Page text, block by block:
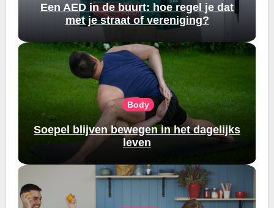
Een AED in de buurt: hoe regel je dat
met je straat of vereniging?
Body
Soepel blijven bewegen in het dagelijks
leven